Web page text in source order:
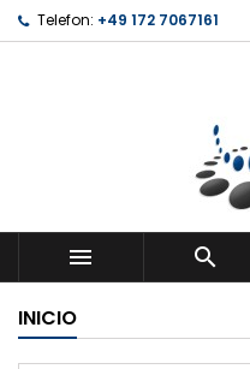
Telefon: +49 172 7067161
 
INICIO